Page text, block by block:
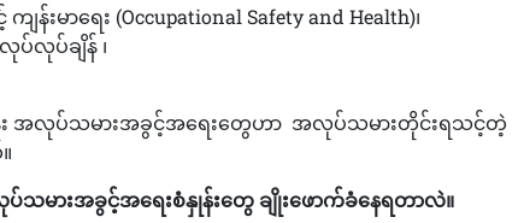
န်းမာရေး (Occupational Safety and Health)၊
လုပ်ချိန် ၊
အလုပ်သမားအခွင့်အရေးတွေဟာ အလုပ်သမားတိုင်းရသင့်တဲ့
လုပ်သမားအခွင့်အရေးစံနှုန်းတွေ ချိုးဖောက်ခံနေရတာလဲ။